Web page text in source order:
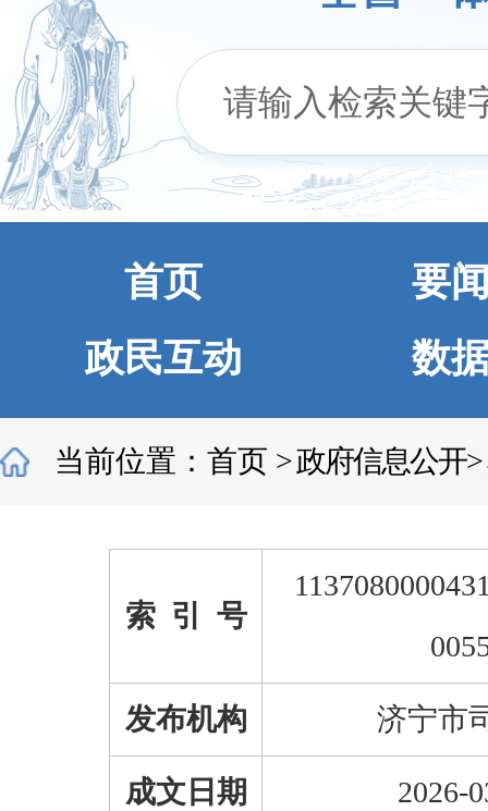
首页
要
政民互动
数
当前位置： 首页 >政府信息公开>
索 引 号
发布机构 济宁市
成文日期 2026-